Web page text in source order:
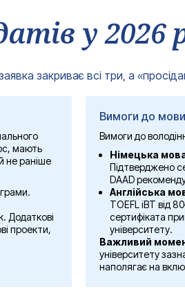
зустрічі зі стипендіатами після
походження кандидата. Деякі
програми, а не орієнтуйтеся
у 2026
закриває всі три, а
мають
не раніше
Додаткові
проекти,
Вимоги до мови
Вимоги до
Німецька
Підтверджено
DAAD
Англійська
TOEFL iBT від
сертифіката
університету.
Важливий
університету
наполягає на